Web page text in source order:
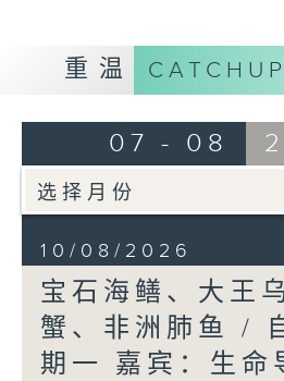
重温 CATCHUP
07 - 08
10/08/2026
宝石海鳝、大王
蟹、非洲肺鱼 /
期一 嘉宾：生命